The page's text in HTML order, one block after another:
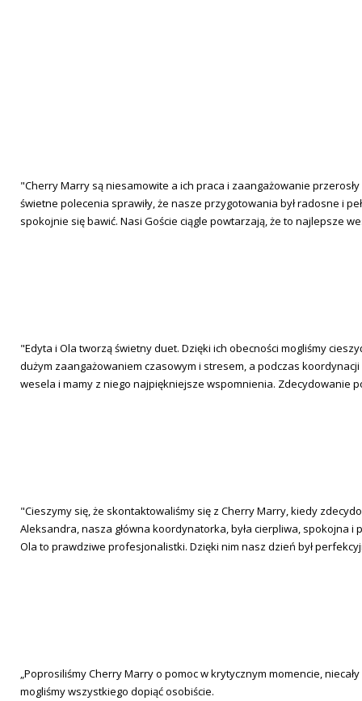
"Cherry Marry są niesamowite a ich praca i zaangażowanie
świetne polecenia sprawiły, że nasze przygotowania był radosne i
spokojnie się bawić. Nasi Goście ciągle powtarzają, że to najlepsze
"Edyta i Ola tworzą świetny duet. Dzięki ich obecności mogliśmy
dużym zaangażowaniem czasowym i stresem, a podczas
wesela i mamy z niego najpiękniejsze wspomnienia. Zdecydowanie
"Cieszymy się, że skontaktowaliśmy się z Cherry Marry, kiedy
Aleksandra, nasza główna koordynatorka, była cierpliwa, spokojna i
Ola to prawdziwe profesjonalistki. Dzięki nim nasz dzień był
„Poprosiliśmy Cherry Marry o pomoc w krytycznym momencie,
mogliśmy wszystkiego dopiąć osobiście.